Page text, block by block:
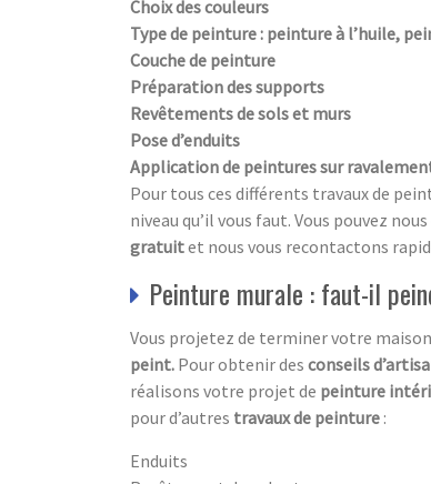
Choix des couleurs
Type de peinture : peinture à l’huile,
Couche de peinture
Préparation des supports
Revêtements de sols et murs
Pose d’enduits
Application de peintures sur
Pour tous ces différents travaux de
niveau qu’il vous faut. Vous pouvez
gratuitet nous vous recontactons
Peinture murale : faut-il
Vous projetez de terminer votre
peint. Pour obtenir des conseils
réalisons votre projet de peinture
pour d’autres travaux de peinture :
Enduits